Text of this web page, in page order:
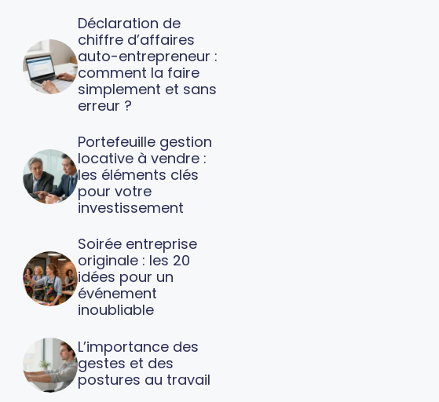
Déclaration de
chiffre d’affaires
auto-entrepreneur :
comment la faire
simplement et sans
erreur ?
Portefeuille gestion
locative à vendre :
les éléments clés
pour votre
investissement
Soirée entreprise
originale : les 20
idées pour un
événement
inoubliable
L’importance des
gestes et des
postures au travail